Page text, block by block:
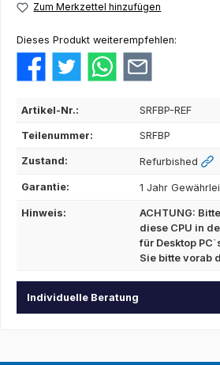
Zum Merkzettel hinzufügen
Dieses Produkt weiterempfehlen:
Artikel-Nr.: SRFBP-REF
Teilenummer: SRFBP
Zustand: Refurbished
Garantie: 1 Jahr
Hinweis:
ACHTUNG:
diese CPU in
für Desktop
Sie bitte vorab
Individuelle Beratung